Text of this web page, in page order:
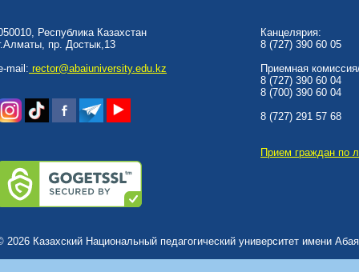
Республика Казахстан
пр. Достык,13
mail: rector@abaiuniversity.edu.kz
Канцелярия:
8 (727) 390 60 05
Приемная
8 (727) 390 60 04
8 (700) 390 60 04
8 (727) 291 57 68
Прием граждан по
2026 Казахский Национальный педагогический университет имени Абая